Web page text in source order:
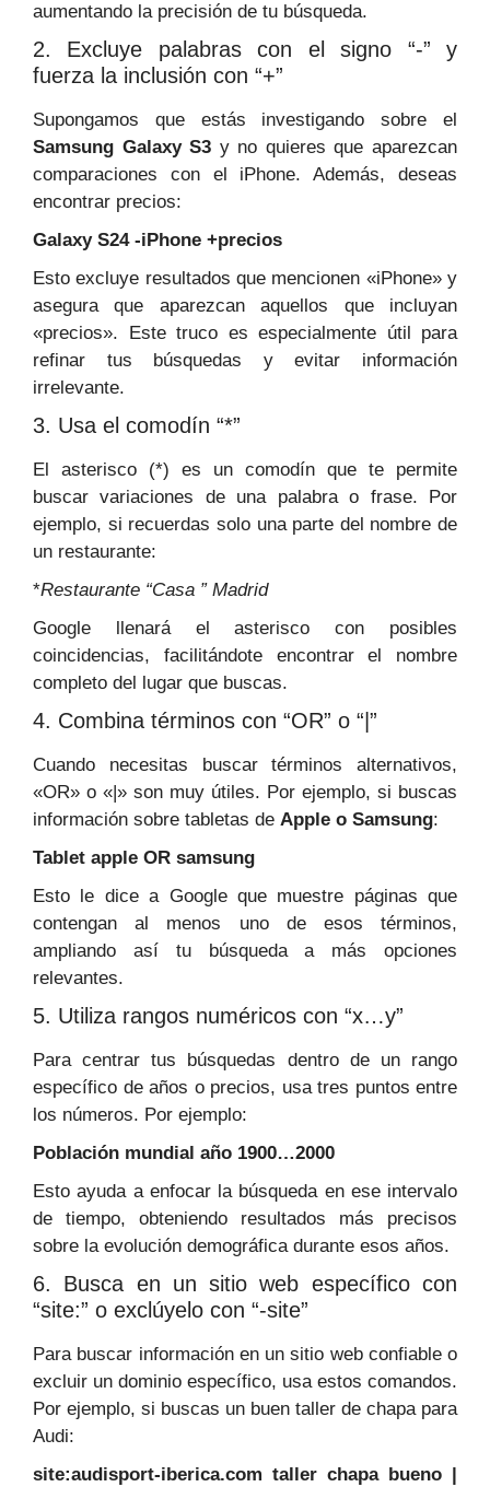
aumentando la precisión de tu búsqueda.
2. Excluye palabras con el signo “-” y
fuerza la inclusión con “+”
Supongamos que estás investigando sobre el
Samsung Galaxy S3 y no quieres que aparezcan
comparaciones con el iPhone. Además, deseas
encontrar precios:
Galaxy S24 -iPhone +precios
Esto excluye resultados que mencionen «iPhone» y
asegura que aparezcan aquellos que incluyan
«precios». Este truco es especialmente útil para
refinar tus búsquedas y evitar información
irrelevante.
3. Usa el comodín “*”
El asterisco (*) es un comodín que te permite
buscar variaciones de una palabra o frase. Por
ejemplo, si recuerdas solo una parte del nombre de
un restaurante:
*Restaurante “Casa ” Madrid
Google llenará el asterisco con posibles
coincidencias, facilitándote encontrar el nombre
completo del lugar que buscas.
4. Combina términos con “OR” o “|”
Cuando necesitas buscar términos alternativos,
«OR» o «|» son muy útiles. Por ejemplo, si buscas
información sobre tabletas de Apple o Samsung:
Tablet apple OR samsung
Esto le dice a Google que muestre páginas que
contengan al menos uno de esos términos,
ampliando así tu búsqueda a más opciones
relevantes.
5. Utiliza rangos numéricos con “x…y”
Para centrar tus búsquedas dentro de un rango
específico de años o precios, usa tres puntos entre
los números. Por ejemplo:
Población mundial año 1900…2000
Esto ayuda a enfocar la búsqueda en ese intervalo
de tiempo, obteniendo resultados más precisos
sobre la evolución demográfica durante esos años.
6. Busca en un sitio web específico con
“site:” o exclúyelo con “-site”
Para buscar información en un sitio web confiable o
excluir un dominio específico, usa estos comandos.
Por ejemplo, si buscas un buen taller de chapa para
Audi:
site:audisport-iberica.com taller chapa bueno |